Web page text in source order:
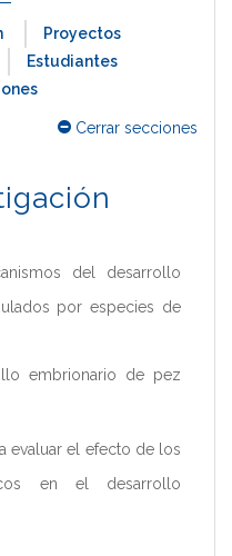
Proyectos
Estudiantes
Cerrar secciones
del desarrollo
por especies de
embrionario de pez
evaluar el efecto de los
en el desarrollo